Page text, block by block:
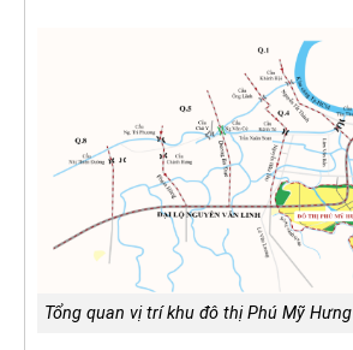
Tổng quan vị trí khu đô thị Phú Mỹ Hưng